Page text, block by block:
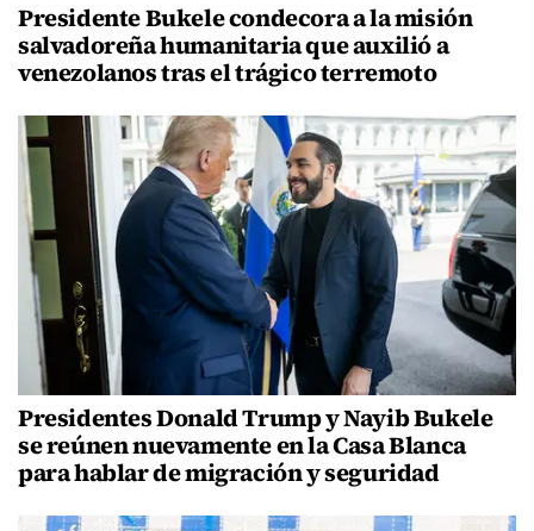
Presidente Bukele condecora a la misión
salvadoreña humanitaria que auxilió a
venezolanos tras el trágico terremoto
Presidentes Donald Trump y Nayib Bukele
se reúnen nuevamente en la Casa Blanca
para hablar de migración y seguridad